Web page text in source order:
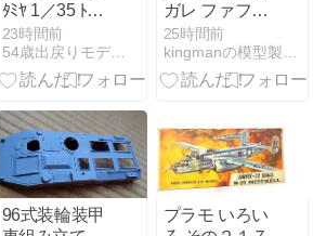
ﾀﾐﾔ 1／35 ﾄﾞｲﾂ
対戦車自走砲ﾏ
ｰﾀﾞｰIII (Pak36)
野戦整備ｾｯﾄ
塗装-2
23時間前
54歳出戻りモデラー奮戦記
ガレ ファフニ
ール #05 宝
石、宝剣、瞳
等の塗装と仕
25時間前
96式装輪装甲
プラモ いろい